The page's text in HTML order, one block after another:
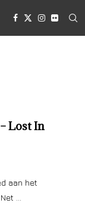
Lost In
aan het
…